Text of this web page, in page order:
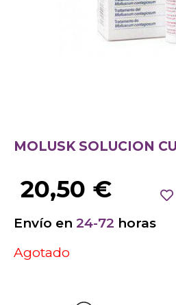
MOLUSK SOLUCION
20,50 €
Envío en 24-72 horas
Agotado